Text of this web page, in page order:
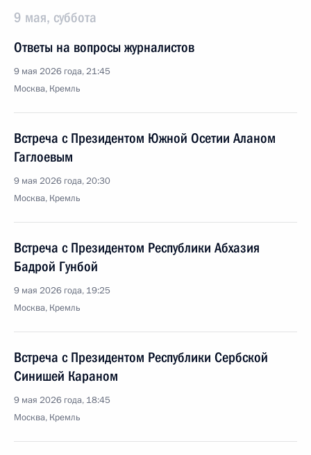
9 мая, суббота
Ответы на вопросы журналистов
9 мая 2026 года, 21:45
Москва, Кремль
Встреча с Президентом Южной Осетии Аланом
Гаглоевым
9 мая 2026 года, 20:30
Москва, Кремль
Встреча с Президентом Республики Абхазия
Бадрой Гунбой
9 мая 2026 года, 19:25
Москва, Кремль
Встреча с Президентом Республики Сербской
Синишей Караном
9 мая 2026 года, 18:45
Москва, Кремль